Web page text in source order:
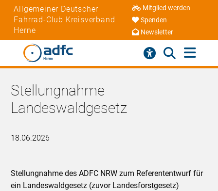
Allgemeiner Deutscher
Fahrrad-Club Kreisverband
Herne
Mitglied werden
Spenden
Newsletter
Stellungnahme
Landeswaldgesetz
18.06.2026
Stellungnahme des ADFC NRW zum Referententwurf für
ein Landeswaldgesetz (zuvor Landesforstgesetz)